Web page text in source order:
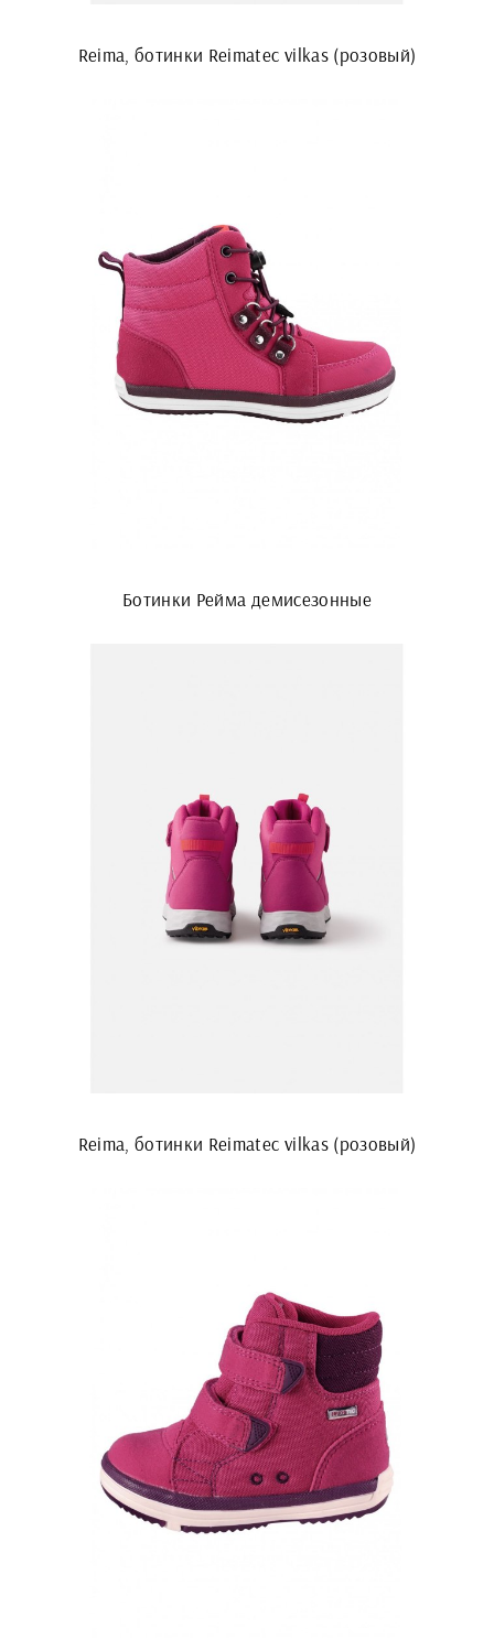
Reima, ботинки Reimatec vilkas (розовый)
Ботинки Рейма демисезонные
Reima, ботинки Reimatec vilkas (розовый)